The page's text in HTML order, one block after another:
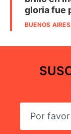
gloria fue
BUENOS AIRES